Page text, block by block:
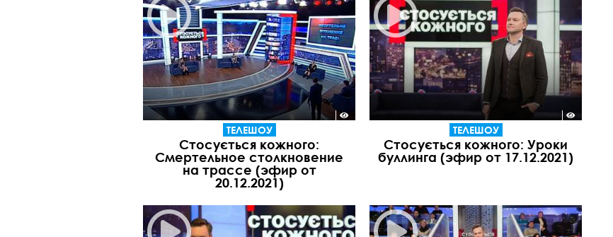
ТЕЛЕШОУ
Стосується кожного:
Смертельное столкновение
на трассе (эфир от
20.12.2021)
ТЕЛЕШОУ
Стосується кожного: Уроки
буллинга (эфир от 17.12.2021)